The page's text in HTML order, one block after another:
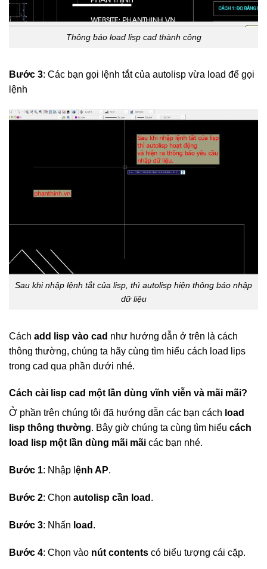
Thông báo load lisp cad thành công
Bước 3: Các bạn gọi lệnh tắt của autolisp vừa load để gọi
lệnh
Sau khi nhập lệnh tắt của lisp, thì autolisp hiện thông báo nhập
dữ liệu
Cách add lisp vào cad như hướng dẫn ở trên là cách
thông thường, chúng ta hãy cùng tìm hiểu cách load lips
trong cad qua phần dưới nhé.
Cách cài lisp cad một lần dùng vĩnh viễn và mãi mãi?
Ở phần trên chúng tôi đã hướng dẫn các bạn cách load
lisp thông thường. Bây giờ chúng ta cùng tìm hiểu cách
load lisp một lần dùng mãi mãi các bạn nhé.
Bước 1: Nhập l ệnh AP.
Bước 2: Chọn autolisp cần load .
Bước 3: Nhấn load .
Bước 4: Chọn vào nút contents có biểu tượng cái cặp.